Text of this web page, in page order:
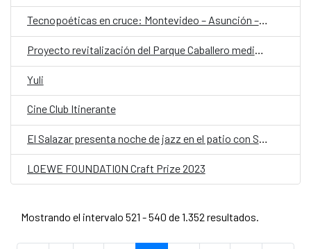
Tecnopoéticas en cruce: Montevideo – Asunción – Córdoba
Proyecto revitalización del Parque Caballero mediante la Acción Cultural
Yuli
Cine Club Itinerante
El Salazar presenta noche de jazz en el patio con Seba Ramírez Trío
LOEWE FOUNDATION Craft Prize 2023
Mostrando el intervalo 521 - 540 de 1.352 resultados.